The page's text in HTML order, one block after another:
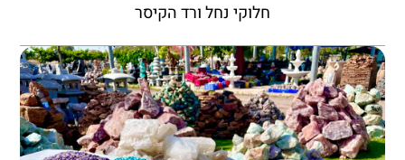
חלוקי נחל ורד הקיסר